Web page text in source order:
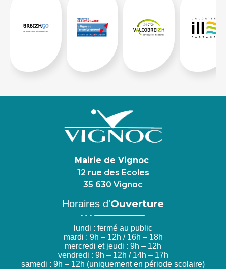
Mairie de Vignoc
12 rue des Ecoles
35 630 Vignoc
Horaires d'Ouverture
lundi : fermé au public
mardi : 9h – 12h / 16h – 18h
mercredi et jeudi : 9h – 12h
vendredi : 9h – 12h / 14h – 17h
samedi : 9h – 12h (uniquement en période scolaire)